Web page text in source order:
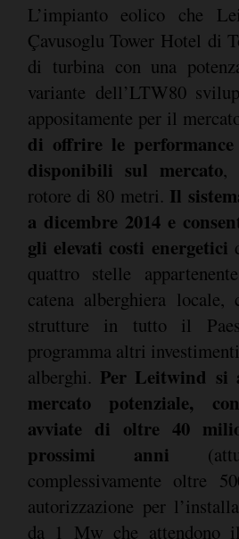
L’impianto eolico che
Çavusoglu Tower Hotel di
di turbina con una
variante dell’LTW80
appositamente per il
di offrire le
disponibili sul mercato,
rotore di 80 metri. Il
a dicembre 2014 e
gli elevati costi energetici
quattro stelle
catena alberghiera
strutture in tutto il
programma altri
alberghi. Per Leitwind si
mercato potenziale,
avviate di oltre 40
prossimi anni
complessivamente oltre
autorizzazione per
da 1 Mw che attendono